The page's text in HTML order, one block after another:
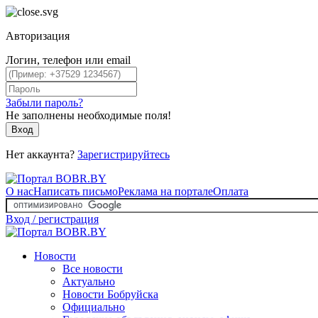
Авторизация
Логин, телефон или email
Забыли пароль?
Не заполнены необходимые поля!
Вход
Нет аккаунта? Зарегистрируйтесь
О насНаписать письмоРеклама на порталеОплата
Вход / регистрация
Новости
Все новости
Актуально
Новости Бобруйска
Официально